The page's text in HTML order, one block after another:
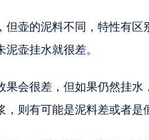
壶的泥料不同，特性有
壶挂水就很差。
会很差，但如果仍然挂
则有可能是泥料差或者是